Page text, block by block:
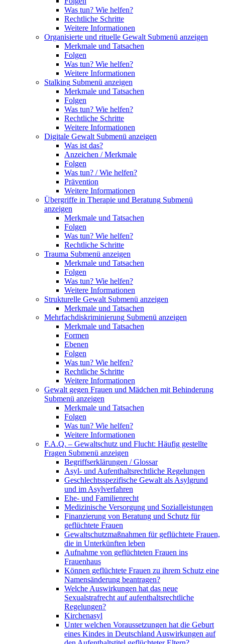
Was tun? Wie helfen?
Rechtliche Schritte
Weitere Informationen
Organisierte und rituelle Gewalt Submenü anzeigen
Merkmale und Tatsachen
Folgen
Was tun? Wie helfen?
Weitere Informationen
Stalking Submenü anzeigen
Merkmale und Tatsachen
Folgen
Was tun? Wie helfen?
Rechtliche Schritte
Weitere Informationen
Digitale Gewalt Submenü anzeigen
Was ist das?
Anzeichen / Merkmale
Folgen
Was tun? / Wie helfen?
Prävention
Weitere Informationen
Übergriffe in Therapie und Beratung Submenü
anzeigen
Merkmale und Tatsachen
Folgen
Was tun? Wie helfen?
Rechtliche Schritte
Trauma Submenü anzeigen
Merkmale und Tatsachen
Folgen
Was tun? Wie helfen?
Weitere Informationen
Strukturelle Gewalt Submenü anzeigen
Merkmale und Tatsachen
Mehrfachdiskriminierung Submenü anzeigen
Merkmale und Tatsachen
Formen
Ebenen
Folgen
Was tun? Wie helfen?
Rechtliche Schritte
Weitere Informationen
Gewalt gegen Frauen und Mädchen mit Behinderung
Submenü anzeigen
Merkmale und Tatsachen
Folgen
Was tun? Wie helfen?
Weitere Informationen
F.A.Q. – Gewaltschutz und Flucht: Häufig gestellte
Fragen Submenü anzeigen
Begriffserklärungen / Glossar
Asyl- und Aufenthaltsrechtliche Regelungen
Geschlechtsspezifische Gewalt als Asylgrund
und im Asylverfahren
Ehe- und Familienrecht
Medizinische Versorgung und Sozialleistungen
Finanzierung von Beratung und Schutz für
geflüchtete Frauen
Gewaltschutzmaßnahmen für geflüchtete Frauen,
die in Unterkünften leben
Aufnahme von geflüchteten Frauen ins
Frauenhaus
Können geflüchtete Frauen zu ihrem Schutz eine
Namensänderung beantragen?
Welche Auswirkungen hat das neue
Sexualstrafrecht auf aufenthaltsrechtliche
Regelungen?
Kirchenasyl
Unter welchen Voraussetzungen hat die Geburt
eines Kindes in Deutschland Auswirkungen auf